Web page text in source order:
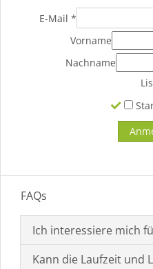
E-Mail *
Vorname
Nachname
FAQs
Ich interessiere mich
Kann die Laufzeit und